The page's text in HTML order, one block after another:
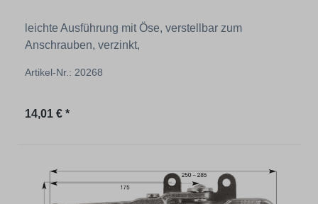
leichte Ausführung mit Öse, verstellbar zum
Anschrauben, verzinkt,
Artikel-Nr.: 20268
Regulärer Preis:
14,01 € *